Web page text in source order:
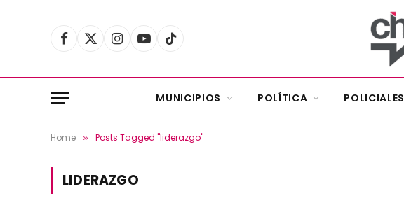
Facebook
X
Instagram
YouTubeTikTok
MUNICIPIOS POLÍTICA POLICIALES
Home » Posts Tagged "liderazgo"
LIDERAZGO